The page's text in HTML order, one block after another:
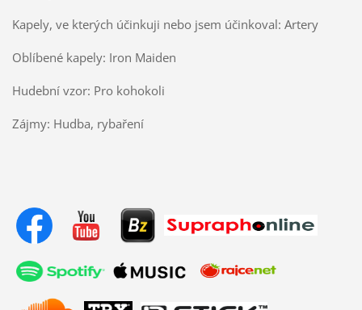
Kapely, ve kterých účinkuji nebo jsem účinkoval: Artery
Oblíbené kapely: Iron Maiden
Hudební vzor: Pro kohokoli
Zájmy: Hudba, rybaření